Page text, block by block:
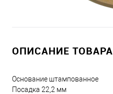
ОПИСАНИЕ ТОВАРА
Основание штампованное
Посадка 22,2 мм